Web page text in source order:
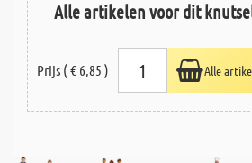
Alle artikelen voor dit
Prijs ( € 6,85 ) Alle